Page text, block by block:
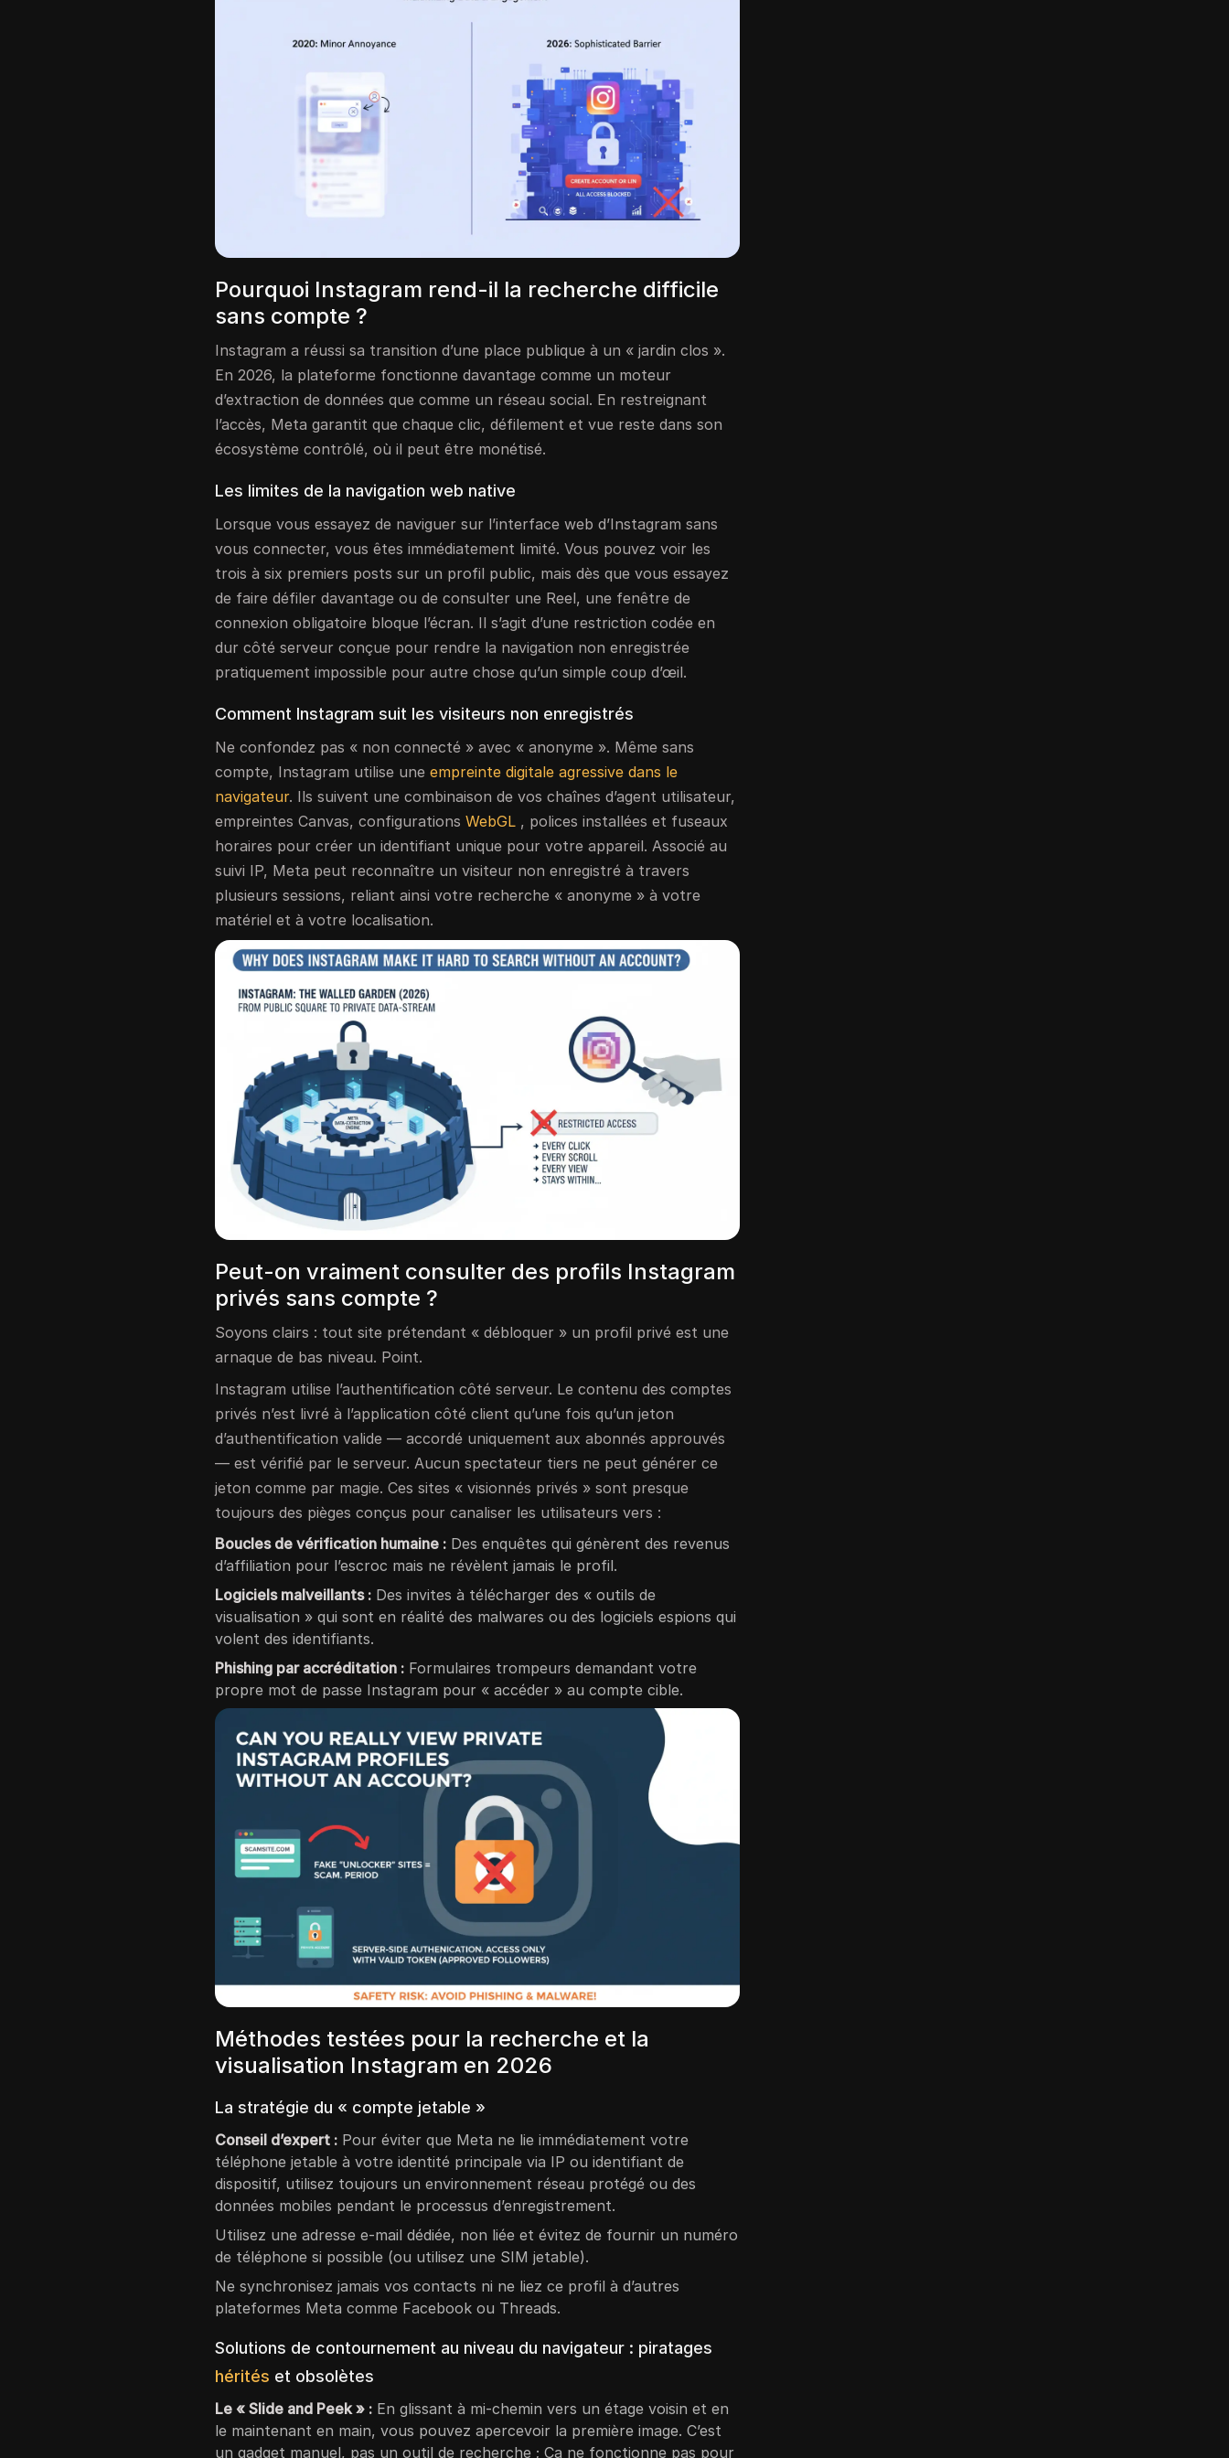
Pourquoi Instagram rend-il la recherche difficile
sans compte ?
Instagram a réussi sa transition d’une place publique à un « jardin clos ».
En 2026, la plateforme fonctionne davantage comme un moteur
d’extraction de données que comme un réseau social. En restreignant
l’accès, Meta garantit que chaque clic, défilement et vue reste dans son
écosystème contrôlé, où il peut être monétisé.
Les limites de la navigation web native
Lorsque vous essayez de naviguer sur l’interface web d’Instagram sans
vous connecter, vous êtes immédiatement limité. Vous pouvez voir les
trois à six premiers posts sur un profil public, mais dès que vous essayez
de faire défiler davantage ou de consulter une Reel, une fenêtre de
connexion obligatoire bloque l’écran. Il s’agit d’une restriction codée en
dur côté serveur conçue pour rendre la navigation non enregistrée
pratiquement impossible pour autre chose qu’un simple coup d’œil.
Comment Instagram suit les visiteurs non enregistrés
Ne confondez pas « non connecté » avec « anonyme ». Même sans
compte, Instagram utilise uneempreinte digitale agressive dans le
navigateur. Ils suivent une combinaison de vos chaînes d’agent utilisateur,
empreintes Canvas, configurationsWebGL , polices installées et fuseaux
horaires pour créer un identifiant unique pour votre appareil. Associé au
suivi IP, Meta peut reconnaître un visiteur non enregistré à travers
plusieurs sessions, reliant ainsi votre recherche « anonyme » à votre
matériel et à votre localisation.
Peut-on vraiment consulter des profils Instagram
privés sans compte ?
Soyons clairs : tout site prétendant « débloquer » un profil privé est une
arnaque de bas niveau. Point.
Instagram utilise l’authentification côté serveur. Le contenu des comptes
privés n’est livré à l’application côté client qu’une fois qu’un jeton
d’authentification valide — accordé uniquement aux abonnés approuvés
— est vérifié par le serveur. Aucun spectateur tiers ne peut générer ce
jeton comme par magie. Ces sites « visionnés privés » sont presque
toujours des pièges conçus pour canaliser les utilisateurs vers :
Boucles de vérification humaine : Des enquêtes qui génèrent des revenus
d’affiliation pour l’escroc mais ne révèlent jamais le profil.
Logiciels malveillants : Des invites à télécharger des « outils de
visualisation » qui sont en réalité des malwares ou des logiciels espions qui
volent des identifiants.
Phishing par accréditation : Formulaires trompeurs demandant votre
propre mot de passe Instagram pour « accéder » au compte cible.
Méthodes testées pour la recherche et la
visualisation Instagram en 2026
La stratégie du « compte jetable »
Conseil d’expert : Pour éviter que Meta ne lie immédiatement votre
téléphone jetable à votre identité principale via IP ou identifiant de
dispositif, utilisez toujours un environnement réseau protégé ou des
données mobiles pendant le processus d’enregistrement.
Utilisez une adresse e-mail dédiée, non liée et évitez de fournir un numéro
de téléphone si possible (ou utilisez une SIM jetable).
Ne synchronisez jamais vos contacts ni ne liez ce profil à d’autres
plateformes Meta comme Facebook ou Threads.
Solutions de contournement au niveau du navigateur : piratages
hérités et obsolètes
Le « Slide and Peek » : En glissant à mi-chemin vers un étage voisin et en
le maintenant en main, vous pouvez apercevoir la première image. C’est
un gadget manuel, pas un outil de recherche ; Ça ne fonctionne pas pour